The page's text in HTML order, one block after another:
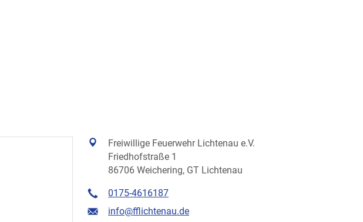
Freiwillige Feuerwehr Lichtenau e.V.
Friedhofstraße 1
86706 Weichering, GT Lichtenau
0175-4616187
info@fflichtenau.de